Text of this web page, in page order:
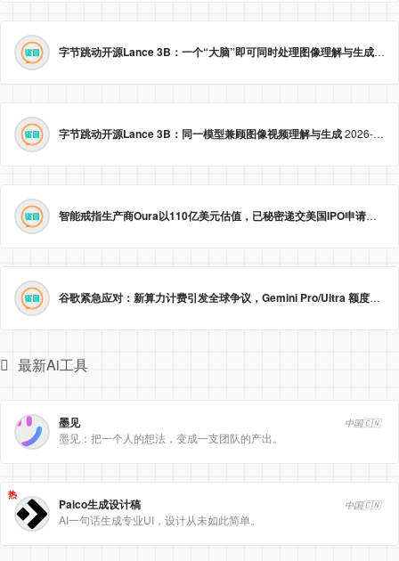
字节跳动开源Lance 3B：一个“大脑”即可同时处理图像理解与生成
字节跳动开源Lance 3B：同一模型兼顾图像视频理解与生成2026-05-23 09:09:20
智能戒指生产商Oura以110亿美元估值，已秘密递交美国IPO申请。
谷歌紧急应对：新算力计费引发全球争议，Gemini Pro/Ultra 额度永久提升至3倍！
最新Ai工具
墨见 中国🇨🇳
墨见：把一个人的想法，变成一支团队的产出。
热
Paico生成设计稿 中国🇨🇳
AI一句话生成专业UI，设计从未如此简单。